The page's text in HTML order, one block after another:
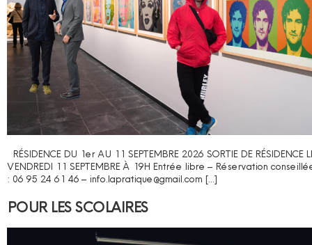
RÉSIDENCE DU 1er AU 11 SEPTEMBRE 2026 SORTIE DE RÉSIDENCE
VENDREDI 11 SEPTEMBRE À 19H Entrée libre – Réservation
: 06 95 24 61 46 – info.lapratique@gmail.com […]
POUR LES SCOLAIRES